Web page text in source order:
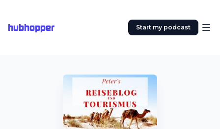
hubhopper Start my podcast